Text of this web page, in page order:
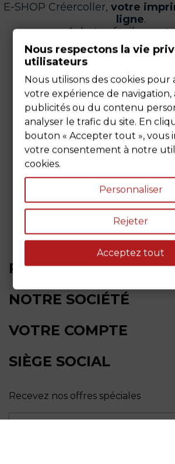
E-SHOP Créercoller, votre
ligne.
Achetez facilement
PRODUITS
NOTRE SOCIÉTÉ
VOTRE COMPTE
SIÈGE SOCIAL
Recevez nos offres spéciales
Nous respectons la vie
utilisateurs
Nous utilisons des cookies pour
votre expérience de navigation,
publicités ou du contenu
analyser le trafic du site. En
bouton « Accepter tout », vous
votre consentement à notre
cookies.
Personnaliser
Rejeter
Acceptez tout